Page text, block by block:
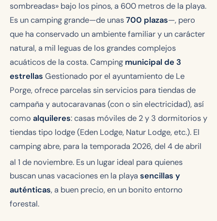
sombreadas» bajo los pinos, a 600 metros de la playa.
Es un camping grande—de unas700 plazas—, pero
que ha conservado un ambiente familiar y un carácter
natural, a mil leguas de los grandes complejos
acuáticos de la costa. Camping municipal de 3
estrellas Gestionado por el ayuntamiento de Le
Porge, ofrece parcelas sin servicios para tiendas de
campaña y autocaravanas (con o sin electricidad), así
como alquileres: casas móviles de 2 y 3 dormitorios y
tiendas tipo lodge (Eden Lodge, Natur Lodge, etc.). El
camping abre, para la temporada 2026, del 4 de abril
al 1 de noviembre. Es un lugar ideal para quienes
buscan unas vacaciones en la playa sencillas y
auténticas, a buen precio, en un bonito entorno
forestal.